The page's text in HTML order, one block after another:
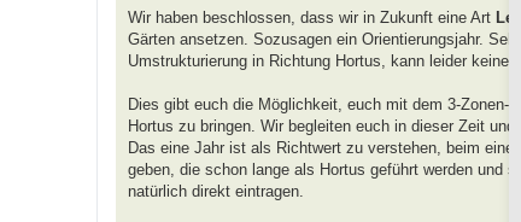
Wir haben beschlossen, dass wir in Zukunft eine Art
Gärten ansetzen. Sozusagen ein Orientierungsjahr.
Umstrukturierung in Richtung Hortus, kann leider keine
Dies gibt euch die Möglichkeit, euch mit dem 3-Zonen-
Hortus zu bringen. Wir begleiten euch in dieser Zeit
Das eine Jahr ist als Richtwert zu verstehen, beim
geben, die schon lange als Hortus geführt werden und
natürlich direkt eintragen.